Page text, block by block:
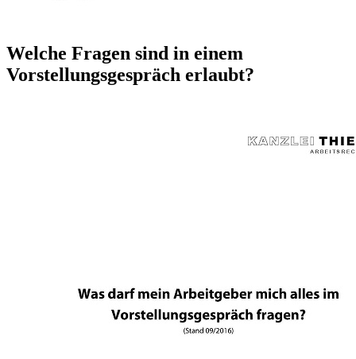
Welche Fragen sind in einem
Vorstellungsgespräch erlaubt?